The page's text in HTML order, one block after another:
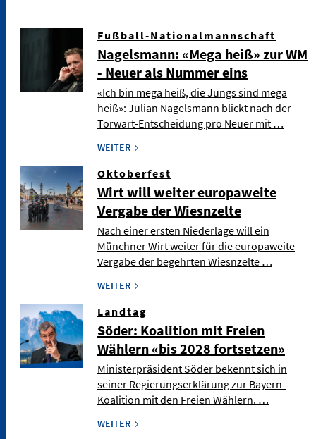
Fußball-Nationalmannschaft
Nagelsmann: «Mega heiß» zur WM
- Neuer als Nummer eins
«Ich bin mega heiß, die Jungs sind mega
heiß»: Julian Nagelsmann blickt nach der
Torwart-Entscheidung pro Neuer mit …
WEITER
Oktoberfest
Wirt will weiter europaweite
Vergabe der Wiesnzelte
Nach einer ersten Niederlage will ein
Münchner Wirt weiter für die europaweite
Vergabe der begehrten Wiesnzelte …
WEITER
Landtag
Söder: Koalition mit Freien
Wählern «bis 2028 fortsetzen»
Ministerpräsident Söder bekennt sich in
seiner Regierungserklärung zur Bayern-
Koalition mit den Freien Wählern. …
WEITER